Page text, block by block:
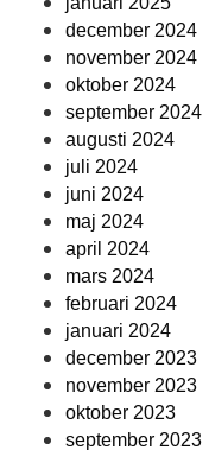
december 2024
november 2024
oktober 2024
september 2024
augusti 2024
juli 2024
juni 2024
maj 2024
april 2024
mars 2024
februari 2024
januari 2024
december 2023
november 2023
oktober 2023
september 2023